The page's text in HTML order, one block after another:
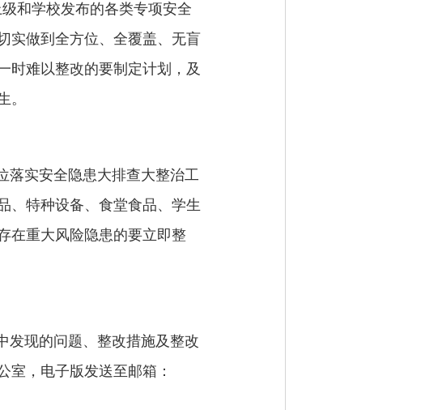
和学校发布的各类专项安全
实做到全方位、全覆盖、无盲
时难以整改的要制定计划，及
。
落实安全隐患大排查大整治工
、特种设备、食堂食品、学生
在重大风险隐患的要立即整
发现的问题、整改措施及整改
室，电子版发送至邮箱：